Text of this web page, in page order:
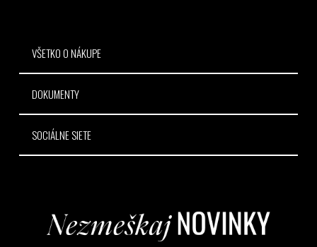
VŠETKO O NÁKUPE
DOKUMENTY
SOCIÁLNE SIETE